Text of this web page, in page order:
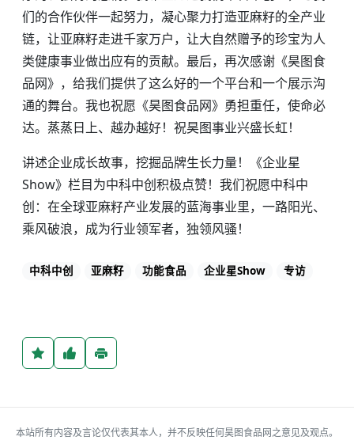
们的合作伙伴一起努力，凝心聚力打造亚麻籽的全产业
链，让亚麻籽走进千家万户，让大自然赠予的珍宝为人
类健康事业做出应有的贡献。最后，再次感谢《昊图食
品网》，给我们提供了这么好的一个平台和一个展示沟
通的舞台。我也祝愿《昊图食品网》勇担重任，使命必
达。蒸蒸日上、越办越好！祝昊图事业兴盛长虹！
讲述企业成长故事，挖掘品牌生长力量！《企业星
Show》栏目为中科中创积极点赞！我们祝愿中科中
创：在全球亚麻籽产业发展的蓝海事业里，一路阳光、
乘风破浪，成为行业领军者，独领风骚！
中科中创 亚麻籽 功能食品 企业星Show 专访
本站所有内容及言论仅代表其本人，并不反映任何昊图食品网之意见及观点。